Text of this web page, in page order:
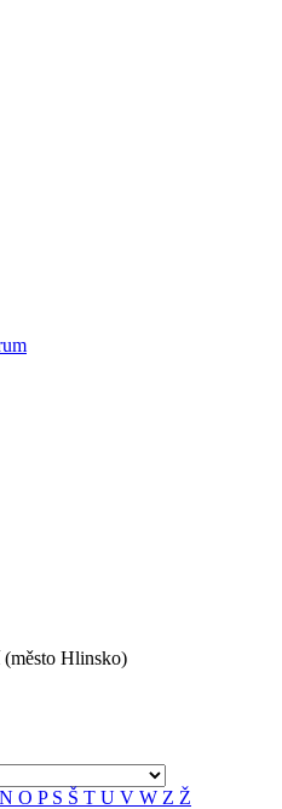
(město Hlinsko)
N O P S Š T U V W Z Ž